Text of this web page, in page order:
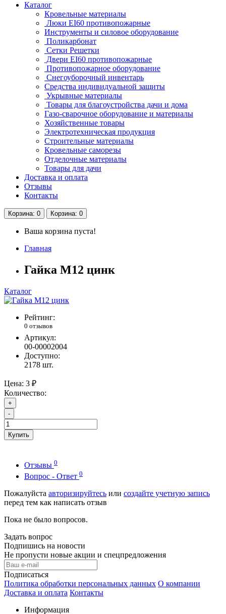
Каталог
Кровельные материалы
Люки EI60 противопожарные
Инструменты и силовое оборудование
Поликарбонат
Сетки Решетки
Двери EI60 противопожарные
Противопожарное оборудование
Снегоуборочный инвентарь
Средства индивидуальной защиты
Укрывные материалы
Товары для благоустройства дачи и дома
Газо-сварочное оборудование и материалы
Хозяйственные товары
Электротехническая продукция
Строительные материалы
Кровельные саморезы
Отделочные материалы
Товары для дачи
Доставка и оплата
Отзывы
Контакты
Корзина: 0 Корзина: 0
Ваша корзина пуста!
Главная
Гайка М12 цинк
Каталог
Рейтинг:
0 отзывов
Артикул:
00-00002004
Доступно:
2178 шт.
Цена: 3 ₽
Количество:
+
-
Купить
Отзывы 0
Вопрос - Ответ 0
Пожалуйста авторизируйтесь или создайте учетную запись
перед тем как написать отзыв
Пока не было вопросов.
Задать вопрос
Подпишись на новости
Не пропусти новые акции и спецпредложения
Подписаться
Политика обработки персональных данных О компании
Доставка и оплата Контакты
Информация